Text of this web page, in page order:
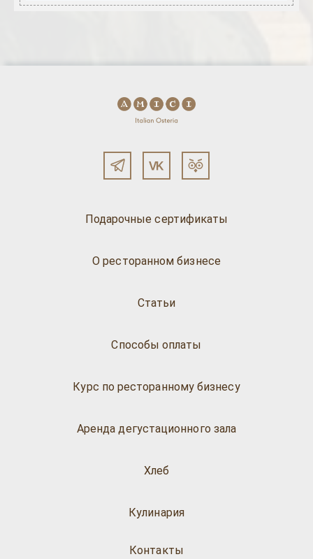
Подарочные сертификаты
О ресторанном бизнесе
Статьи
Способы оплаты
Курс по ресторанному бизнесу
Аренда дегустационного зала
Хлеб
Кулинария
Контакты